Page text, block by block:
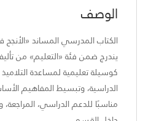
الوصف
كوسيلة تعليمية لمساعدة
الدراسية، وتبسيط المفاهيم
مناسبًا للدعم الدراسي،